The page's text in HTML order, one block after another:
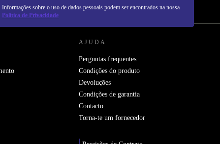
Informações sobre o uso de dados pessoais podem ser encontrados na nossa
Política de Privacidade
- RETHINK NEW.
AJUDA
Perguntas frequentes
Condições do produto
Devoluções
Condições de garantia
Contacto
Torna-te um fornecedor